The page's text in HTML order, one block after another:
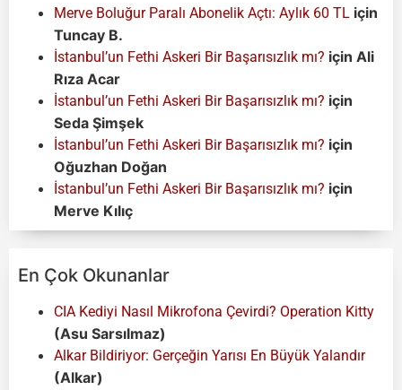
Merve Boluğur Paralı Abonelik Açtı: Aylık 60 TL için
Tuncay B.
İstanbul’un Fethi Askeri Bir Başarısızlık mı? için Ali
Rıza Acar
İstanbul’un Fethi Askeri Bir Başarısızlık mı? için
Seda Şimşek
İstanbul’un Fethi Askeri Bir Başarısızlık mı? için
Oğuzhan Doğan
İstanbul’un Fethi Askeri Bir Başarısızlık mı? için
Merve Kılıç
En Çok Okunanlar
CIA Kediyi Nasıl Mikrofona Çevirdi? Operation Kitty
(Asu Sarsılmaz)
Alkar Bildiriyor: Gerçeğin Yarısı En Büyük Yalandır
(Alkar)